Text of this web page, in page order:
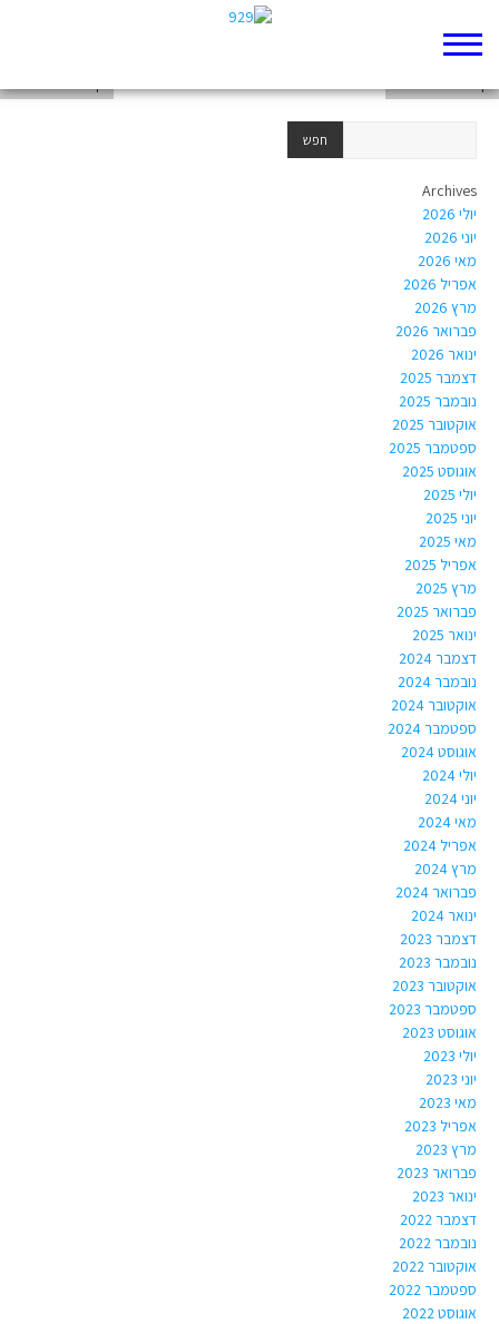
Archives
יולי 2026
יוני 2026
מאי 2026
אפריל 2026
מרץ 2026
פברואר 2026
ינואר 2026
דצמבר 2025
נובמבר 2025
אוקטובר 2025
ספטמבר 2025
אוגוסט 2025
יולי 2025
יוני 2025
מאי 2025
אפריל 2025
מרץ 2025
פברואר 2025
ינואר 2025
דצמבר 2024
נובמבר 2024
אוקטובר 2024
ספטמבר 2024
אוגוסט 2024
יולי 2024
יוני 2024
מאי 2024
אפריל 2024
מרץ 2024
פברואר 2024
ינואר 2024
דצמבר 2023
נובמבר 2023
אוקטובר 2023
ספטמבר 2023
אוגוסט 2023
יולי 2023
יוני 2023
מאי 2023
אפריל 2023
מרץ 2023
פברואר 2023
ינואר 2023
דצמבר 2022
נובמבר 2022
אוקטובר 2022
ספטמבר 2022
אוגוסט 2022